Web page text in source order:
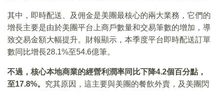
其中，即時配送、及佣金是美團最核心的兩大業務，它們的
增長主要是由於美團平台上商戶數量和交易筆數的增加，導
致交易金額大幅提升。財報顯示，本季度平台即時配送訂單
數同比增長28.1%至54.6億筆。
不過，核心本地商業的經營利潤率同比下降4.2個百分點，
至17.8%。 究其原因，這主要與美團的餐飲外賣，及美團閃